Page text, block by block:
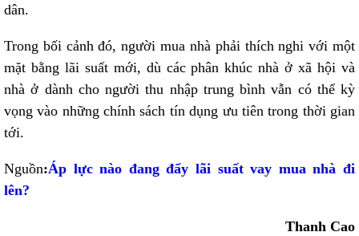
dân.
Trong bối cảnh đó, người mua nhà phải thích nghi với một
mặt bằng lãi suất mới, dù các phân khúc nhà ở xã hội và
nhà ở dành cho người thu nhập trung bình vẫn có thể kỳ
vọng vào những chính sách tín dụng ưu tiên trong thời gian
tới.
Nguồn:Áp lực nào đang đẩy lãi suất vay mua nhà đi
lên?
Thanh Cao